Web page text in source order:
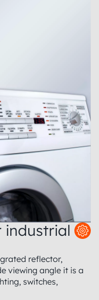
industrial
reflector,
viewing angle it is a
switches,